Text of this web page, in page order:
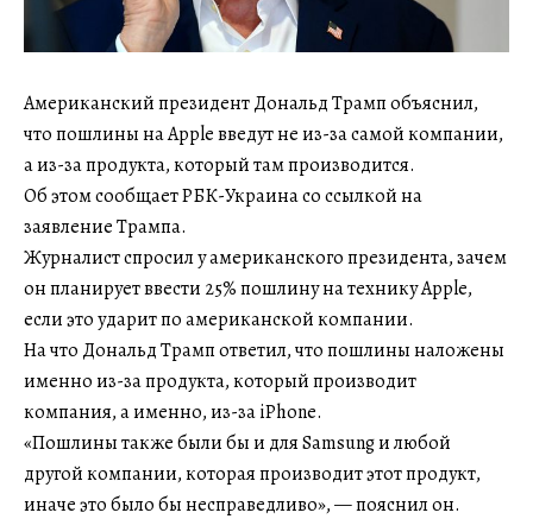
Американский президент Дональд Трамп объяснил,
что пошлины на Apple введут не из-за самой компании,
а из-за продукта, который там производится.
Об этом сообщает РБК-Украина со ссылкой на
заявление Трампа.
Журналист спросил у американского президента, зачем
он планирует ввести 25% пошлину на технику Apple,
если это ударит по американской компании.
На что Дональд Трамп ответил, что пошлины наложены
именно из-за продукта, который производит
компания, а именно, из-за iPhone.
«Пошлины также были бы и для Samsung и любой
другой компании, которая производит этот продукт,
иначе это было бы несправедливо», — пояснил он.